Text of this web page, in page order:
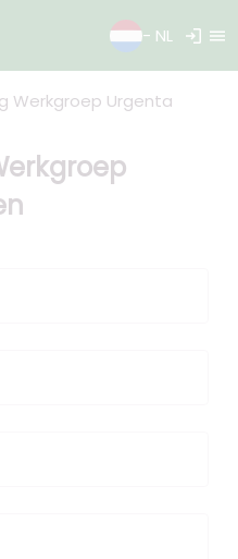
- NL login menu
Werkgroep Urgenta